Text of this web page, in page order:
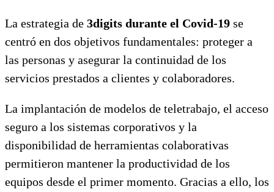
La estrategia de 3digits durante el Covid-19 se
centró en dos objetivos fundamentales: proteger a
las personas y asegurar la continuidad de los
servicios prestados a clientes y colaboradores.
La implantación de modelos de teletrabajo, el acceso
seguro a los sistemas corporativos y la
disponibilidad de herramientas colaborativas
permitieron mantener la productividad de los
equipos desde el primer momento. Gracias a ello, los